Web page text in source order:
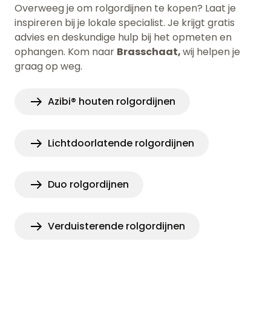
Overweeg je om rolgordijnen te kopen? Laat je
inspireren bij je lokale specialist. Je krijgt gratis
advies en deskundige hulp bij het opmeten en
ophangen. Kom naar Brasschaat,wij helpen je
graag op weg.
Azibi® houten rolgordijnen
Lichtdoorlatende rolgordijnen
Duo rolgordijnen
Verduisterende rolgordijnen